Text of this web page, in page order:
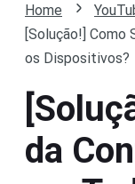
Home
[Solução!] Como
os Dispositivos?
da